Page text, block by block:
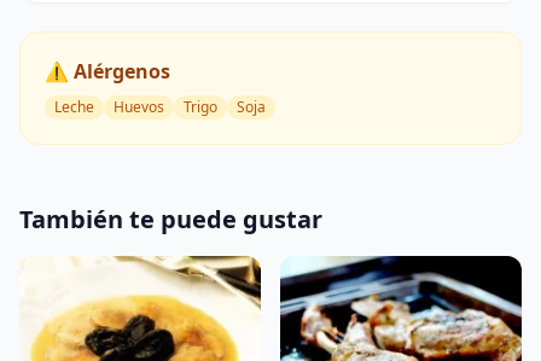
⚠️ Alérgenos
Leche Huevos Trigo Soja
También te puede gustar